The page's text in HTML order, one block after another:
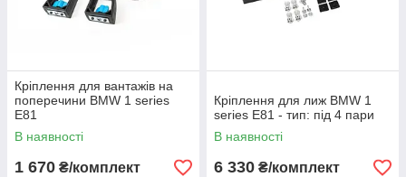
Кріплення для вантажів на
поперечини BMW 1 series
E81
В наявності
1 670 ₴/комплект
Кріплення для лиж BMW 1
series E81 - тип: під 4 пари
В наявності
6 330 ₴/комплект